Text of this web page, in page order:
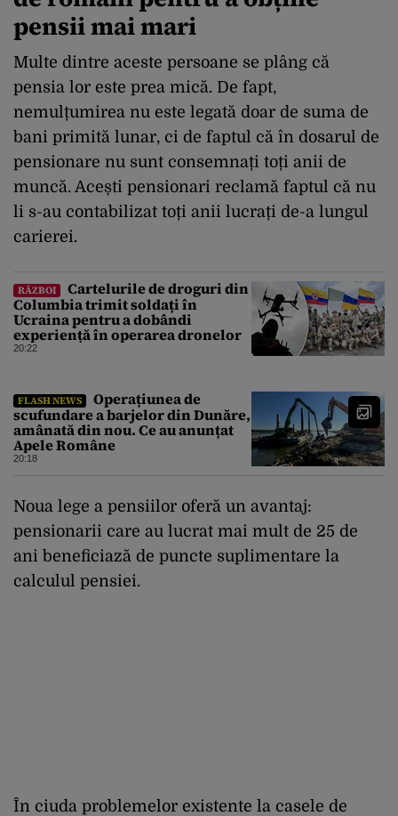
pensii mai mari
Multe dintre aceste persoane se plâng că
pensia lor este prea mică. De fapt,
nemulțumirea nu este legată doar de suma de
bani primită lunar, ci de faptul că în dosarul de
pensionare nu sunt consemnați toți anii de
muncă. Acești pensionari reclamă faptul că nu
li s-au contabilizat toți anii lucrați de-a lungul
carierei.
RĂZBOI
Cartelurile de droguri din
Columbia trimit soldați în
Ucraina pentru a dobândi
experiență în operarea dronelor
20:22
FLASH NEWS
Operațiunea de
scufundare a barjelor din Dunăre,
amânată din nou. Ce au anunțat
Apele Române
20:18
Noua lege a pensiilor oferă un avantaj:
pensionarii care au lucrat mai mult de 25 de
ani beneficiază de puncte suplimentare la
calculul pensiei.
În ciuda problemelor existente la casele de